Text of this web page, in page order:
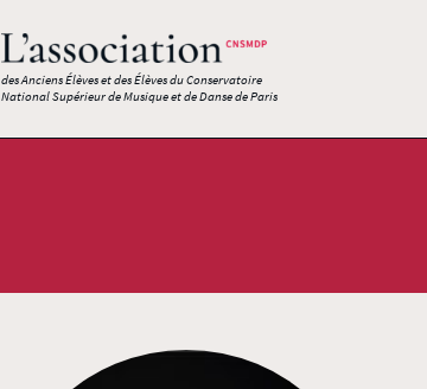
des Anciens Élèves et des Élèves du Conservatoire
National Supérieur de Musique et de Danse de Paris